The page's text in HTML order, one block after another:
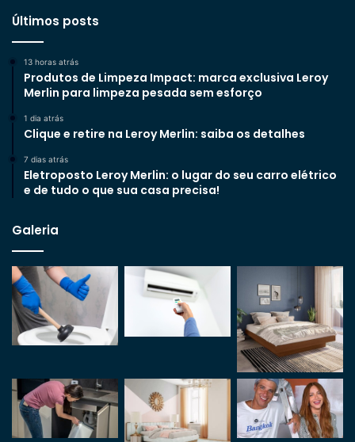
Últimos posts
13 horas atrás
Produtos de Limpeza Impact: marca exclusiva Leroy
Merlin para limpeza pesada sem esforço
1 dia atrás
Clique e retire na Leroy Merlin: saiba os detalhes
7 dias atrás
Eletroposto Leroy Merlin: o lugar do seu carro elétrico
e de tudo o que sua casa precisa!
Galeria